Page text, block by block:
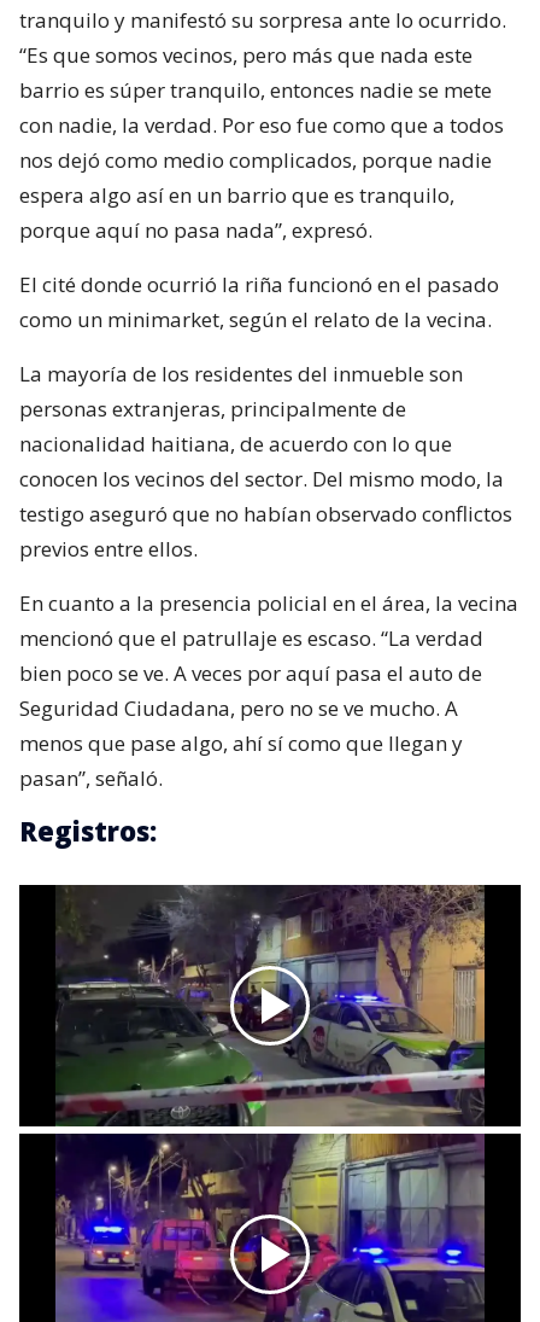
tranquilo y manifestó su sorpresa ante lo ocurrido.
“Es que somos vecinos, pero más que nada este
barrio es súper tranquilo, entonces nadie se mete
con nadie, la verdad. Por eso fue como que a todos
nos dejó como medio complicados, porque nadie
espera algo así en un barrio que es tranquilo,
porque aquí no pasa nada”, expresó.
El cité donde ocurrió la riña funcionó en el pasado
como un minimarket, según el relato de la vecina.
La mayoría de los residentes del inmueble son
personas extranjeras, principalmente de
nacionalidad haitiana, de acuerdo con lo que
conocen los vecinos del sector. Del mismo modo, la
testigo aseguró que no habían observado conflictos
previos entre ellos.
En cuanto a la presencia policial en el área, la vecina
mencionó que el patrullaje es escaso. “La verdad
bien poco se ve. A veces por aquí pasa el auto de
Seguridad Ciudadana, pero no se ve mucho. A
menos que pase algo, ahí sí como que llegan y
pasan”, señaló.
Registros: